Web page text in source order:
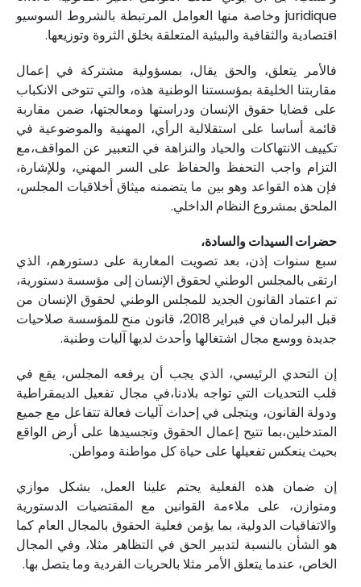
juridique وخاصة منها العوامل المرتبطة بالشروط السوسيو
اقتصادية والثقافية والبيئية المتعلقة بخلق الثروة وتوزيعها.
فالأمر يتعلق، والحق يقال، بمسؤولية مشتركة في إعمال
مقاربتنا الخليقة بمؤسستنا الوطنية هذه، والتي تتوخى الانكباب
على قضايا حقوق الإنسان ودراستها ومعالجتها، ضمن مقاربة
قائمة أساسا على استقلالية الرأي، المهنية والموضوعية في
تكييف الانتهاكات والحياد والنزاهة في التعبير عن المواقف،مع
التزام واجب التحفظ والحفاظ على السر المهني، وللإشارة،
فإن هذه القواعد وهو بين ما يتضمنه ميثاق أخلاقيات المجلس،
الملحق بمشروع النظام الداخلي.
حضرات السيدات والسادة،
سبع سنوات إذن، بعد تصويت المغاربة على دستورهم، الذي
ارتقى بالمجلس الوطني لحقوق الإنسان إلى مؤسسة دستورية،
تم اعتماد القانون الجديد للمجلس الوطني لحقوق الإنسان من
قبل البرلمان في فبراير 2018، قانون منح للمؤسسة صلاحيات
جديدة ووسع مجال اشتغالها وأحدث لديها آليات وطنية.
إن التحدي الرئيسي، الذي يجب أن يرفعه المجلس، يقع في
قلب التحديات التي تواجه بلادنا،في مجال تفعيل الديمقراطية
ودولة القانون، ويتجلى في إحداث آليات فعالة تتفاعل مع جميع
المتدخلين،بما تتيح إعمال الحقوق وتجسيدها على أرض الواقع
بحيث ينعكس تفعيلها على حياة كل مواطنة ومواطن.
إن ضمان هذه الفعلية يحتم علينا العمل، بشكل موازي
ومتوازن، على ملاءمة القوانين مع المقتضيات الدستورية
والاتفاقيات الدولية، بما يؤمن فعلية الحقوق بالمجال العام كما
هو الشأن بالنسبة لتدبير الحق في التظاهر مثلا، وفي المجال
الخاص، عندما يتعلق الأمر مثلا بالحريات الفردية وما يتصل بها.